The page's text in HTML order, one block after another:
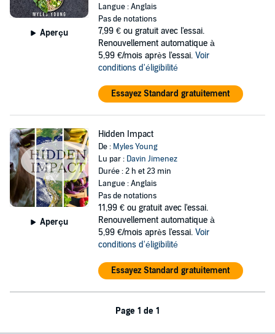
Aperçu
Langue : Anglais
Pas de notations
7,99 € ou gratuit avec l'essai.
Renouvellement automatique à
5,99 €/mois après l'essai. Voir
conditions d'éligibilité
Essayez Standard gratuitement
Aperçu
Hidden Impact
De : Myles Young
Lu par : Davin Jimenez
Durée : 2 h et 23 min
Langue : Anglais
Pas de notations
11,99 € ou gratuit avec l'essai.
Renouvellement automatique à
5,99 €/mois après l'essai. Voir
conditions d'éligibilité
Essayez Standard gratuitement
Page 1 de 1